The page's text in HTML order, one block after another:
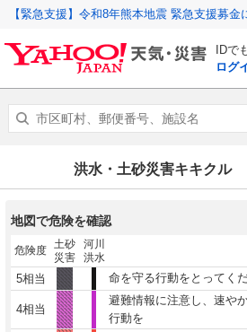
【緊急支援】令和8年熊本地震 緊急支援募金
IDで
ログ
洪水・土砂災害キキクル
地図で危険を確認
危険度 土砂
災害
河川
洪水
5相当 命を守る行動をとってく
4相当
避難情報に注意し、速や
行動を